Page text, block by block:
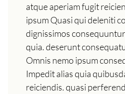
atque aperiam fugit
ipsum Quasi qui deleniti
dignissimos
quia. deserunt
Omnis nemo ipsum
Impedit alias quia
reiciendis. quasi